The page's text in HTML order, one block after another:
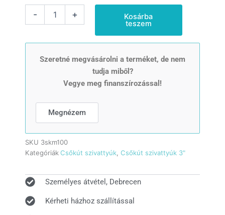
-
szivattyú
+ Kosárba
teszem
Szeretné megvásárolni a terméket, de nem
tudja miből?
Vegye meg finanszírozással!
Megnézem
SKU 3skm100
Kategóriák Csőkút szivattyúk Csőkút szivattyúk 3"
Személyes átvétel, Debrecen
Kérheti házhoz szállítással